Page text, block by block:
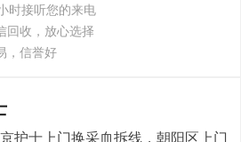
时接听您的来电
回收，放心选择
，信誉好
护士上门换采血拆线，朝阳区上门